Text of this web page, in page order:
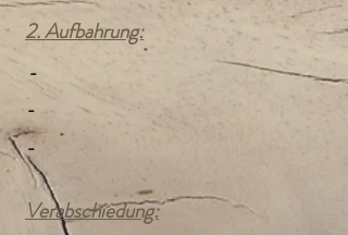
2. Aufbahrung:
-
-
-
Verabschiedung: